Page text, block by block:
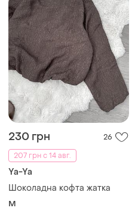
230 грн
26
207 грн с 14 авг.
Ya-Ya
Шоколадна кофта жатка
M